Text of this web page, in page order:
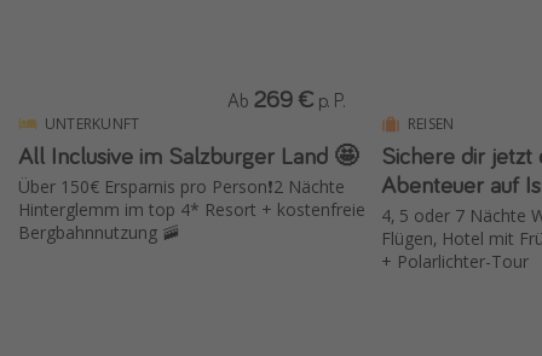
UNTERKUNFT
All Inclusive im Salzburger Land 🤩
Über 150€ Ersparnis pro Person❗️2 Nächte
Hinterglemm im top 4* Resort + kostenfreie
Bergbahnnutzung 🚠
Ab 269 € p. P.
REISEN
Sichere dir
Abenteuer auf
4, 5 oder 7 Nächte
Flügen, Hotel mit
+ Polarlichter-Tour